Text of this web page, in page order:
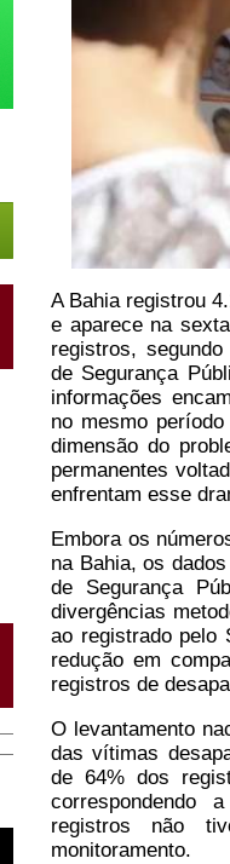
A Bahia registrou
e aparece na
registros,
de Segurança
informações
no mesmo
dimensão do
permanentes
enfrentam esse
Embora os
na Bahia, os
de Segurança
divergências
ao registrado pelo
redução em
registros de
O levantamento
das vítimas
de 64% dos
correspondendo
registros não
monitoramento.